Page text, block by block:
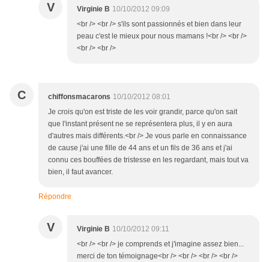
V Virginie B 10/10/2012 09:09
<br /> <br /> s'ils sont passionnés et bien dans leur
peau c'est le mieux pour nous mamans !<br /> <br />
<br /> <br />
C chiffonsmacarons 10/10/2012 08:01
Je crois qu'on est triste de les voir grandir, parce qu'on sait
que l'instant présent ne se représentera plus, il y en aura
d'autres mais différents.<br /> Je vous parle en connaissance
de cause j'ai une fille de 44 ans et un fils de 36 ans et j'ai
connu ces bouffées de tristesse en les regardant, mais tout va
bien, il faut avancer.
Répondre
V Virginie B 10/10/2012 09:11
<br /> <br /> je comprends et j'imagine assez bien...
merci de ton témoignage<br /> <br /> <br /> <br />